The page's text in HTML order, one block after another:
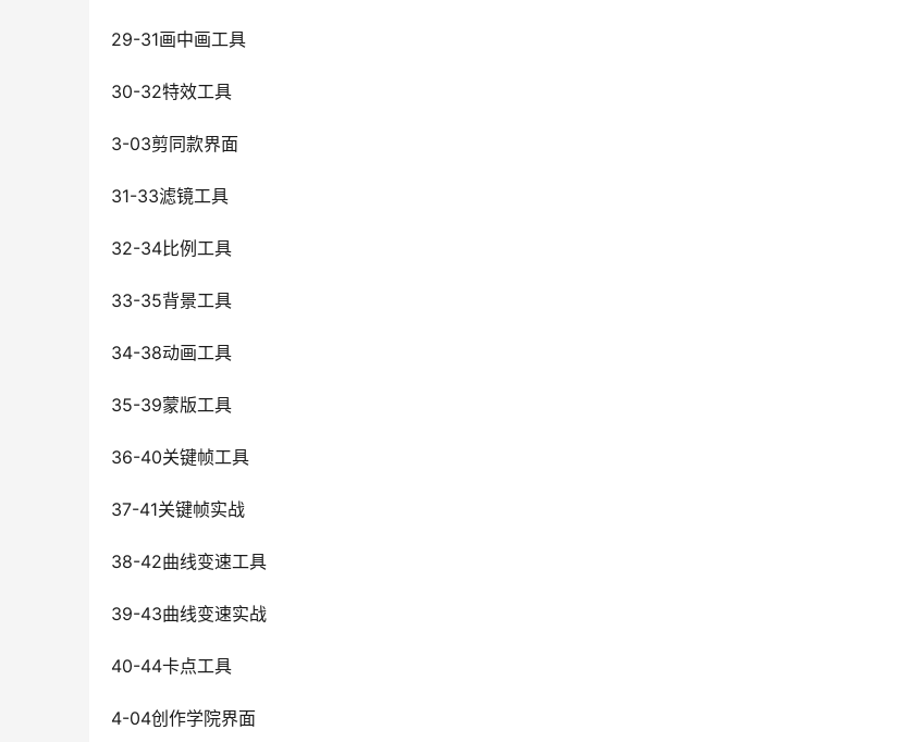
29-31画中画工具
30-32特效工具
3-03剪同款界面
31-33滤镜工具
32-34比例工具
33-35背景工具
34-38动画工具
35-39蒙版工具
36-40关键帧工具
37-41关键帧实战
38-42曲线变速工具
39-43曲线变速实战
40-44卡点工具
4-04创作学院界面